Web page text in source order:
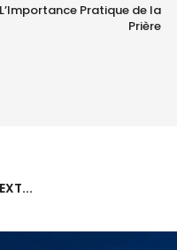
L’Importance Pratique de la
Prière